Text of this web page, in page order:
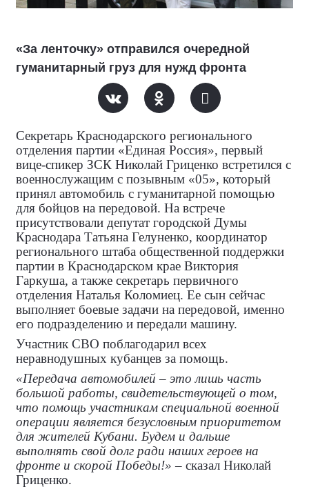
«За ленточку» отправился очередной
гуманитарный груз для нужд фронта
Секретарь Краснодарского регионального
отделения партии «Единая Россия», первый
вице-спикер ЗСК Николай Гриценко встретился с
военнослужащим с позывным «05», который
принял автомобиль с гуманитарной помощью
для бойцов на передовой. На встрече
присутствовали депутат городской Думы
Краснодара Татьяна Гелуненко, координатор
регионального штаба общественной поддержки
партии в Краснодарском крае Виктория
Гаркуша, а также секретарь первичного
отделения Наталья Коломиец. Ее сын сейчас
выполняет боевые задачи на передовой, именно
его подразделению и передали машину.
Участник СВО поблагодарил всех
неравнодушных кубанцев за помощь.
«Передача автомобилей – это лишь часть
большой работы, свидетельствующей о том,
что помощь участникам специальной военной
операции является безусловным приоритетом
для жителей Кубани. Будем и дальше
выполнять свой долг ради наших героев на
фронте и скорой Победы!» – сказал Николай
Гриценко.